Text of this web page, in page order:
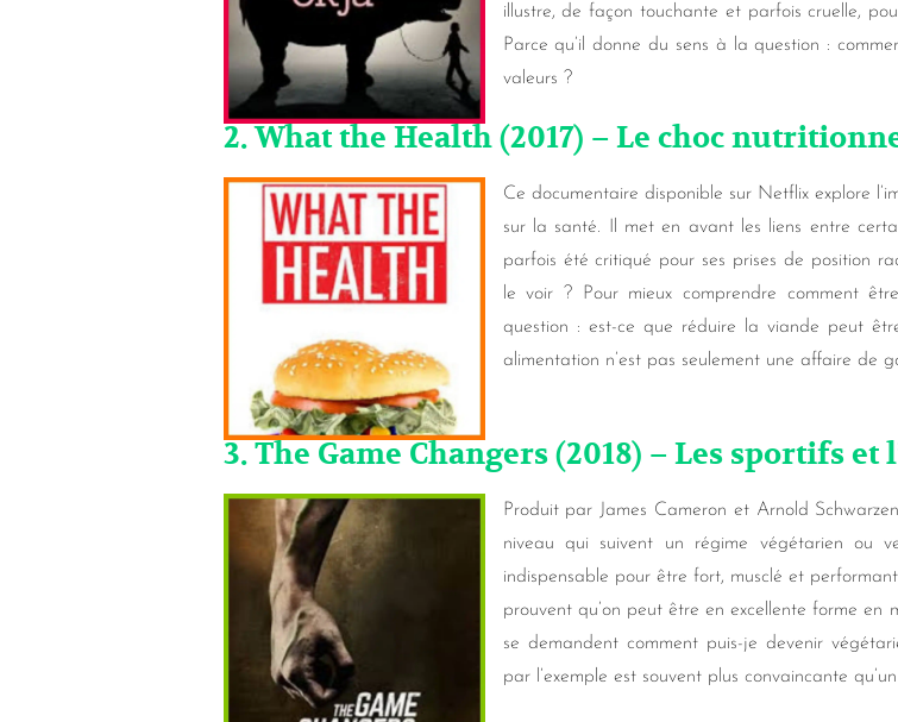
illustre, de façon touchante et parfois cruelle,
Parce qu’il donne du sens à la question :
valeurs ?
2. What the Health (2017) – Le choc
Ce documentaire disponible sur Netflix explore
sur la santé. Il met en avant les liens entre
parfois été critiqué pour ses prises de position
le voir ? Pour mieux comprendre comment
question : est-ce que réduire la viande peut
alimentation n’est pas seulement une affaire de
3. The Game Changers (2018) – Les sportifs
Produit par James Cameron et Arnold
niveau qui suivent un régime végétarien ou
indispensable pour être fort, musclé et
prouvent qu’on peut être en excellente forme
se demandent comment puis-je devenir
par l’exemple est souvent plus convaincante